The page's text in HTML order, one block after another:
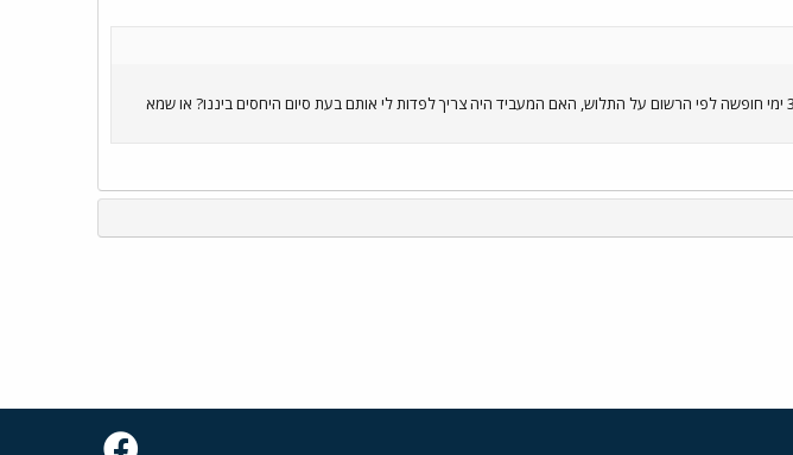
שלום רב. עבדתי במשרה מלאה במשך 3 חודשים, ולאחריהם פוטרתי. מגיעים לי 3 ימי חופשה לפי הרשום על התלוש, האם המעביד היה צריך לפדות לי אותם בעת סיום היחסים ביננו? או שמא